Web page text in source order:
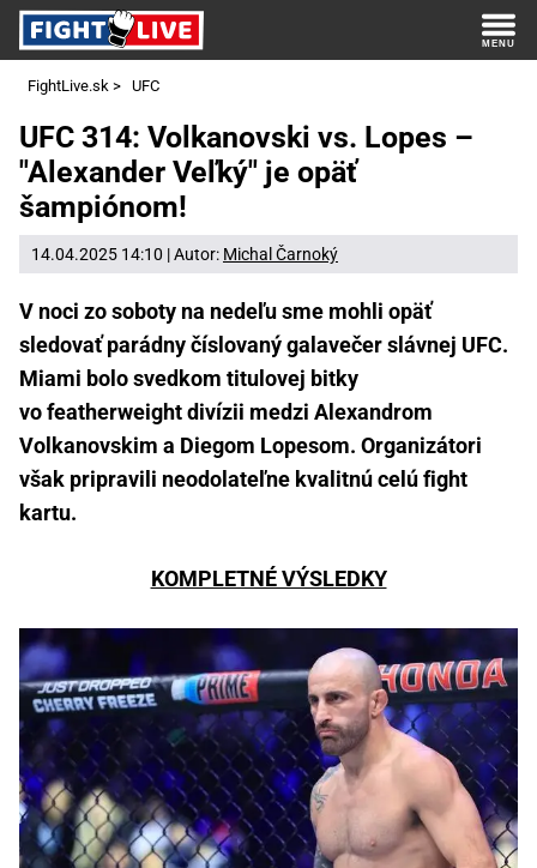
FightLive.sk > UFC
UFC 314: Volkanovski vs. Lopes –
"Alexander Veľký" je opäť
šampiónom!
14.04.2025 14:10 | Autor: Michal Čarnoký
V noci zo soboty na nedeľu sme mohli opäť
sledovať parádny číslovaný galavečer slávnej UFC.
Miami bolo svedkom titulovej bitky
vo featherweight divízii medzi Alexandrom
Volkanovskim a Diegom Lopesom. Organizátori
však pripravili neodolateľne kvalitnú celú fight
kartu.
KOMPLETNÉ VÝSLEDKY